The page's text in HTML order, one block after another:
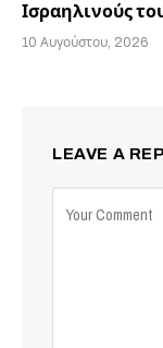
Ισραηλινούς
10 Αυγούστου, 2026
LEAVE A